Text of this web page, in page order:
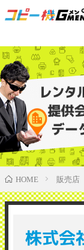
HOME 販売店
株式会